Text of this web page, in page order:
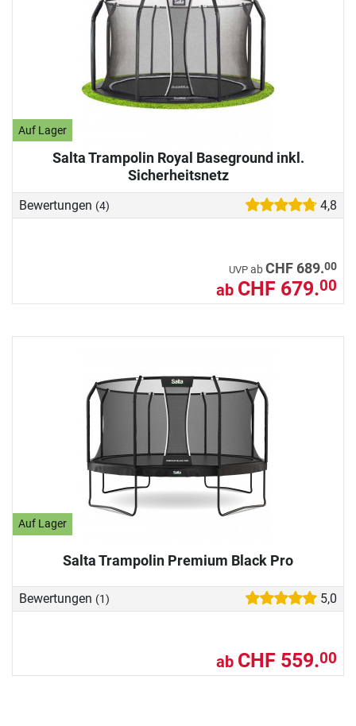
Auf Lager
Salta Trampolin Royal Baseground inkl.
Sicherheitsnetz
Bewertungen (4) 4,8
UVP abCHF 689.00
ab CHF 679.00
Auf Lager
Salta Trampolin Premium Black Pro
Bewertungen (1) 5,0
ab CHF 559.00